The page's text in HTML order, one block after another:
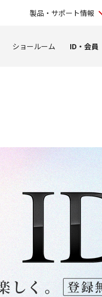
製品・サポート情報
ショールーム ID・会員